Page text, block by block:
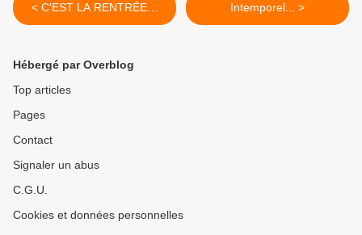
< C'EST LA RENTRÉE… Intemporel... >
Hébergé par Overblog
Top articles
Pages
Contact
Signaler un abus
C.G.U.
Cookies et données personnelles